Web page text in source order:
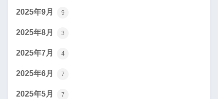
2025年9月 9
2025年8月 3
2025年7月 4
2025年6月 7
2025年5月 7